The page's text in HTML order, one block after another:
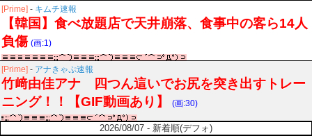
[Prime] - キムチ速報
【韓国】食べ放題店で天井崩落、食事中の客ら14人
負傷 (画:1)
[Prime] - アナきゃぷ速報
竹﨑由佳アナ 四つん這いでお尻を突き出すトレー
ニング！！【GIF動画あり】
(画:30)
2026/08/07 - 新着順(デフォ)